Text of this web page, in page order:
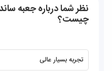
نظر شما درباره جعبه
چیست؟